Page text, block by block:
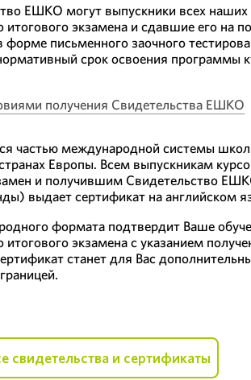
ЕШКО могут выпускники всех
итогового экзамена и сдавшие его на
форме письменного заочного
срок освоения программы
получения Свидетельства ЕШКО
частью международной системы школ
Европы. Всем выпускникам
и получившим Свидетельство
выдает сертификат на английском
формата подтвердит Ваше
итогового экзамена с указанием
станет для Вас
свидетельства и сертификаты